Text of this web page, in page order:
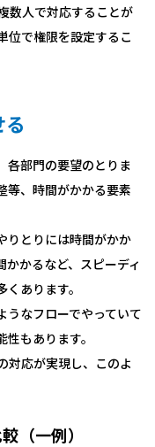
数人で対応することが
位で権限を設定するこ
各部門の要望のとりま
等、時間がかかる要素
りとりには時間がかか
かるなど、スピーディ
あります。
うなフローでやっていて
もあります。
対応が実現し、このよ
（一例）